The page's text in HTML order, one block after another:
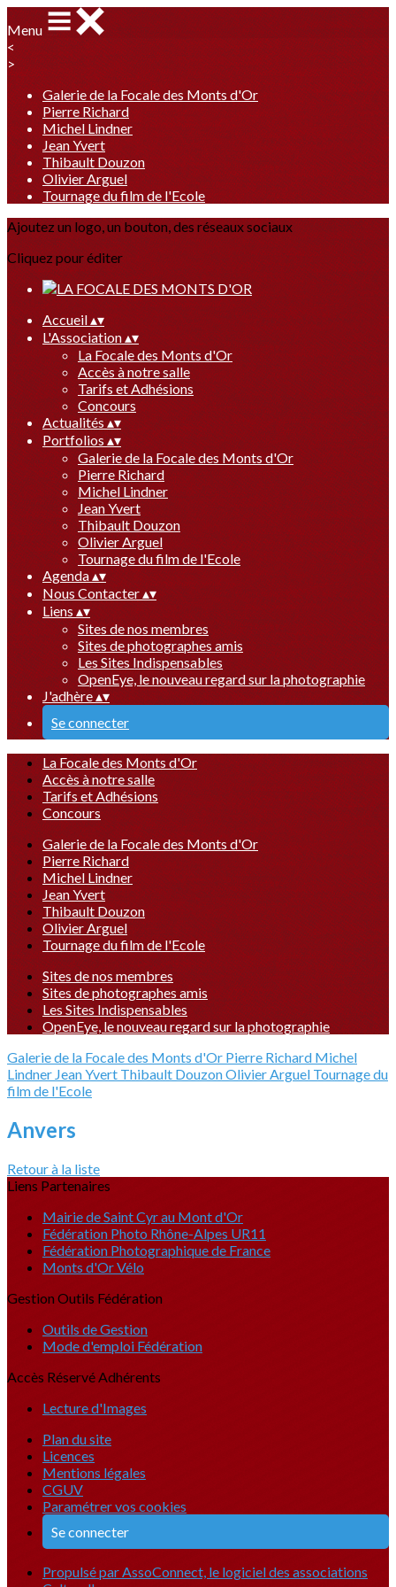
Menu
<
>
Galerie de la Focale des Monts d'Or
Pierre Richard
Michel Lindner
Jean Yvert
Thibault Douzon
Olivier Arguel
Tournage du film de l'Ecole
Ajoutez un logo, un bouton, des réseaux sociaux
Cliquez pour éditer
Accueil▴▾
L'Association▴▾
La Focale des Monts d'Or
Accès à notre salle
Tarifs et Adhésions
Concours
Actualités ▴▾
Portfolios▴▾
Galerie de la Focale des Monts d'Or
Pierre Richard
Michel Lindner
Jean Yvert
Thibault Douzon
Olivier Arguel
Tournage du film de l'Ecole
Agenda▴▾
Nous Contacter▴▾
Liens ▴▾
Sites de nos membres
Sites de photographes amis
Les Sites Indispensables
OpenEye, le nouveau regard sur la photographie
J'adhère▴▾
Se connecter
La Focale des Monts d'Or
Accès à notre salle
Tarifs et Adhésions
Concours
Galerie de la Focale des Monts d'Or
Pierre Richard
Michel Lindner
Jean Yvert
Thibault Douzon
Olivier Arguel
Tournage du film de l'Ecole
Sites de nos membres
Sites de photographes amis
Les Sites Indispensables
OpenEye, le nouveau regard sur la photographie
Galerie de la Focale des Monts d'Or Pierre Richard Michel
Lindner Jean Yvert Thibault DouzonOlivier Arguel Tournage du
film de l'Ecole
Anvers
Retour à la liste
Liens Partenaires
Mairie de Saint Cyr au Mont d'Or
Fédération Photo Rhône-Alpes UR11
Fédération Photographique de France
Monts d'Or Vélo
Gestion Outils Fédération
Outils de Gestion
Mode d'emploi Fédération
Accès Réservé Adhérents
Lecture d'Images
Plan du site
Licences
Mentions légales
CGUV
Paramétrer vos cookies
Se connecter
Propulsé par AssoConnect, le logiciel des associations